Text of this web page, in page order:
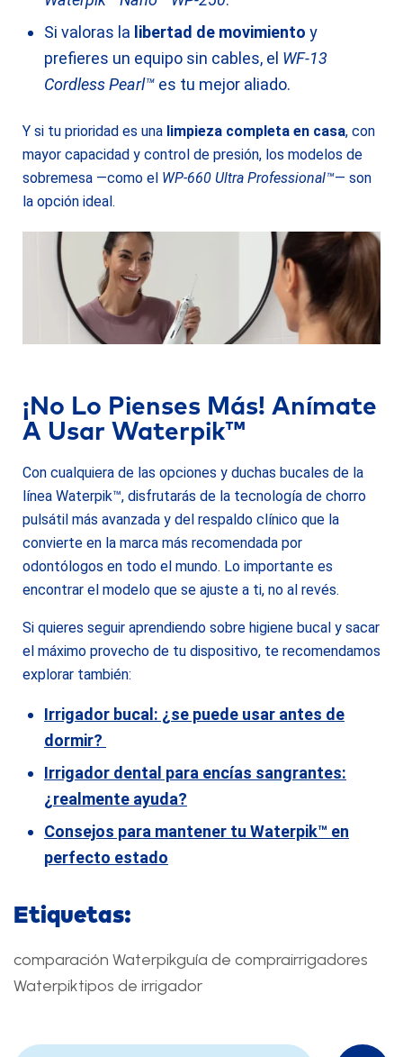
Si valoras la libertad de movimiento y
prefieres un equipo sin cables, el WF-13
Cordless Pearl™ es tu mejor aliado.
Y si tu prioridad es una limpieza completa en casa, con
mayor capacidad y control de presión, los modelos de
sobremesa —como el WP-660 Ultra Professional™— son
la opción ideal.
¡No Lo Pienses Más! Anímate
A Usar Waterpik™
Con cualquiera de las opciones y duchas bucales de la
línea Waterpik™, disfrutarás de la tecnología de chorro
pulsátil más avanzada y del respaldo clínico que la
convierte en la marca más recomendada por
odontólogos en todo el mundo. Lo importante es
encontrar el modelo que se ajuste a ti, no al revés.
Si quieres seguir aprendiendo sobre higiene bucal y sacar
el máximo provecho de tu dispositivo, te recomendamos
explorar también:
Irrigador bucal: ¿se puede usar antes de
dormir?
Irrigador dental para encías sangrantes:
¿realmente ayuda?
Consejos para mantener tu Waterpik™ en
perfecto estado
Etiquetas:
comparación Waterpikguía de comprairrigadores
Waterpiktipos de irrigador